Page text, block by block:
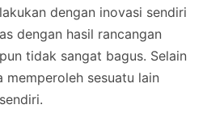
dengan inovasi sendiri
dengan hasil rancangan
tidak sangat bagus. Selain
memperoleh sesuatu lain